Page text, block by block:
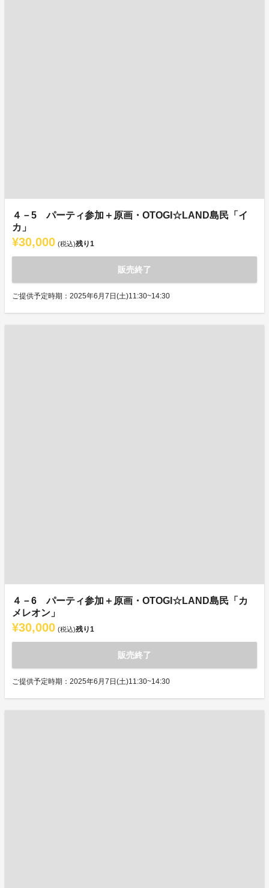
４－5 パーティ参加＋原画・OTOGI☆LAND島民「イ
カ」
¥30,000 (税込)残り1
販売終了
ご提供予定時期：2025年6月7日(土)11:30~14:30
４－6 パーティ参加＋原画・OTOGI☆LAND島民「カ
メレオン」
¥30,000 (税込)残り1
販売終了
ご提供予定時期：2025年6月7日(土)11:30~14:30